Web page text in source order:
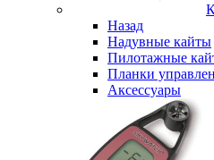
Назад
Надувные кайты
Пилотажные
Планки
Аксессуары